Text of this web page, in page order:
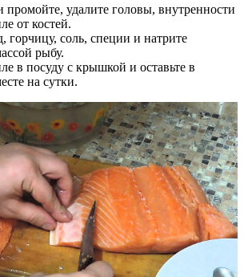
удалите головы, внутренности
от костей.
горчицу, соль, специи и натрите
рыбу.
в посуду с крышкой и оставьте в
на сутки.